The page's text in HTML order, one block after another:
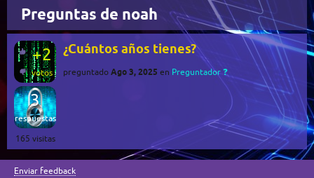
Preguntas de noah
+2
votos
3
respuestas
165 visitas
¿Cuántos años tienes?
preguntado Ago 3, 2025 en Preguntador ❓
Enviar feedback